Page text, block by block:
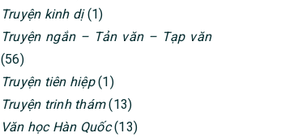
Truyện kinh dị(1)
Truyện ngắn – Tản văn – Tạp văn
(56)
Truyện tiên hiệp(1)
Truyện trinh thám(13)
Văn học Hàn Quốc(13)